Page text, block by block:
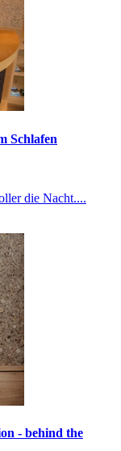
Schlafen
die Nacht....
- behind the